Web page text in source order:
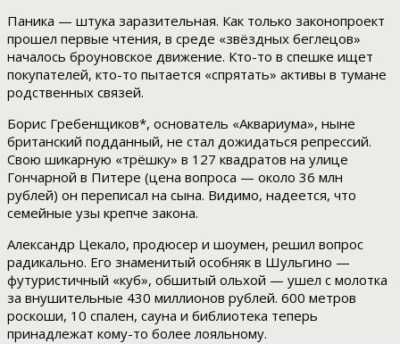
Паника — штука заразительная. Как только законопроект
прошел первые чтения, в среде «звёздных беглецов»
началось броуновское движение. Кто-то в спешке ищет
покупателей, кто-то пытается «спрятать» активы в тумане
родственных связей.
Борис Гребенщиков*, основатель «Аквариума», ныне
британский подданный, не стал дожидаться репрессий.
Свою шикарную «трёшку» в 127 квадратов на улице
Гончарной в Питере (цена вопроса — около 36 млн
рублей) он переписал на сына. Видимо, надеется, что
семейные узы крепче закона.
Александр Цекало, продюсер и шоумен, решил вопрос
радикально. Его знаменитый особняк в Шульгино —
футуристичный «куб», обшитый ольхой — ушел с молотка
за внушительные 430 миллионов рублей. 600 метров
роскоши, 10 спален, сауна и библиотека теперь
принадлежат кому-то более лояльному.